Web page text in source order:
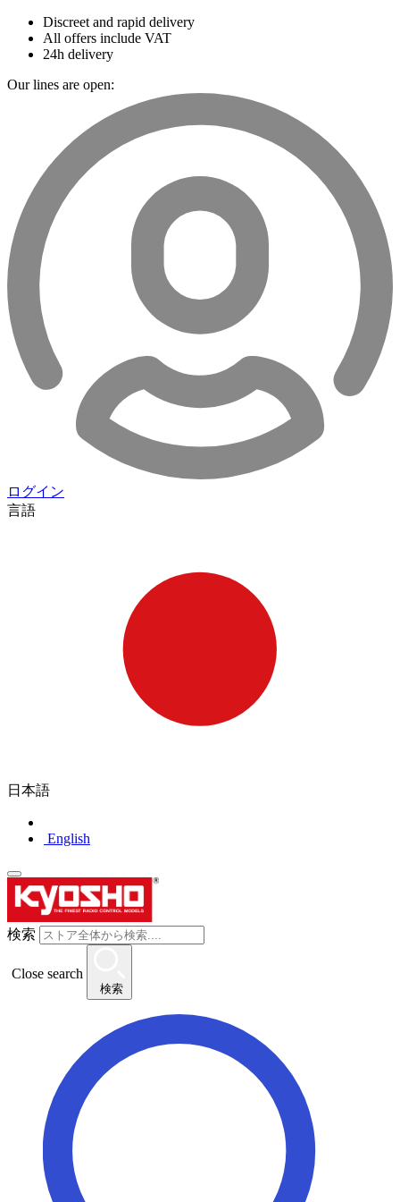
Discreet and rapid delivery
All offers include VAT
24h delivery
Our lines are open:
ログイン
言語
日本語
English
検索
Close search
検索